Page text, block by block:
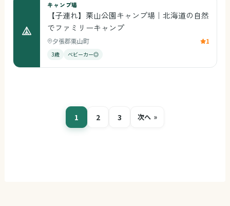
キャンプ場
【子連れ】栗山公園キャンプ場｜北海道の自然
でファミリーキャンプ
夕張郡栗山町 1
3歳 ベビーカー◎
1 2 3 次へ »